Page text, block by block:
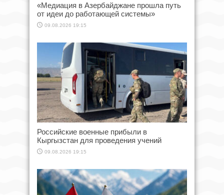
«Медиация в Азербайджане прошла путь
от идеи до работающей системы»
09.08.2026 19:15
Российские военные прибыли в
Кыргызстан для проведения учений
09.08.2026 19:15